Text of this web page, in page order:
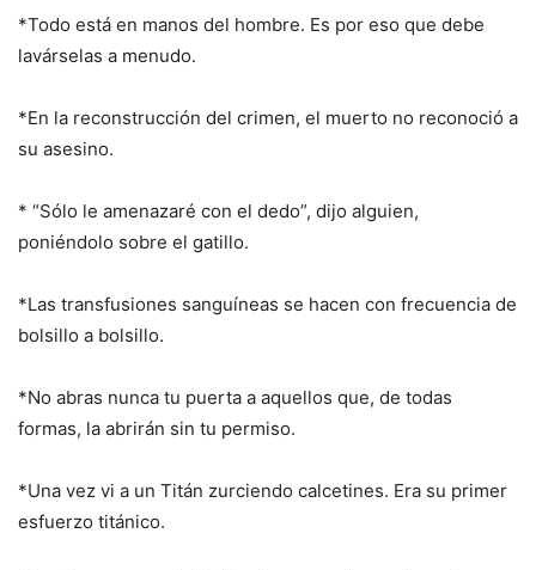
*Todo está en manos del hombre. Es por eso que debe
lavárselas a menudo.
*En la reconstrucción del crimen, el muerto no reconoció a
su asesino.
* “Sólo le amenazaré con el dedo”, dijo alguien,
poniéndolo sobre el gatillo.
*Las transfusiones sanguíneas se hacen con frecuencia de
bolsillo a bolsillo.
*No abras nunca tu puerta a aquellos que, de todas
formas, la abrirán sin tu permiso.
*Una vez vi a un Titán zurciendo calcetines. Era su primer
esfuerzo titánico.